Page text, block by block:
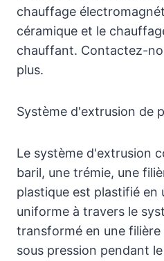
chauffage
céramique et le
chauffant. Contactez-
plus.
Système d'extrusion de
Le système d'extrusion
baril, une trémie, une
plastique est plastifié en
uniforme à travers le
transformé en une
sous pression pendant